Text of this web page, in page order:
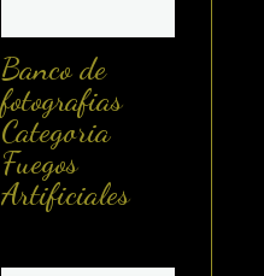
Banco de
fotografias
Categoria
Fuegos
Artificiales